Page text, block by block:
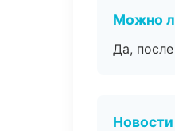
Можно
Да,